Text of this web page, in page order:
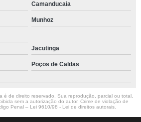
Camanducaia
Munhoz
Jacutinga
Poços de Caldas
é de direito reservado. Sua reprodução, parcial ou total,
sem a autorização do autor. Crime de violação de
Penal – Lei 9610/98 - Lei de direitos autorais